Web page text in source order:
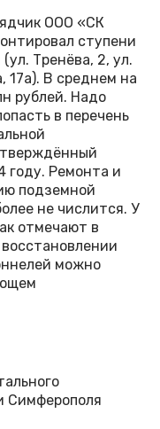
ООО «СК
ступени
Тренёва, 2, ул.
17а). В среднем на
рублей. Надо
в перечень
году. Ремонта и
подземной
не числится. У
отмечают в
можно
Симферополя